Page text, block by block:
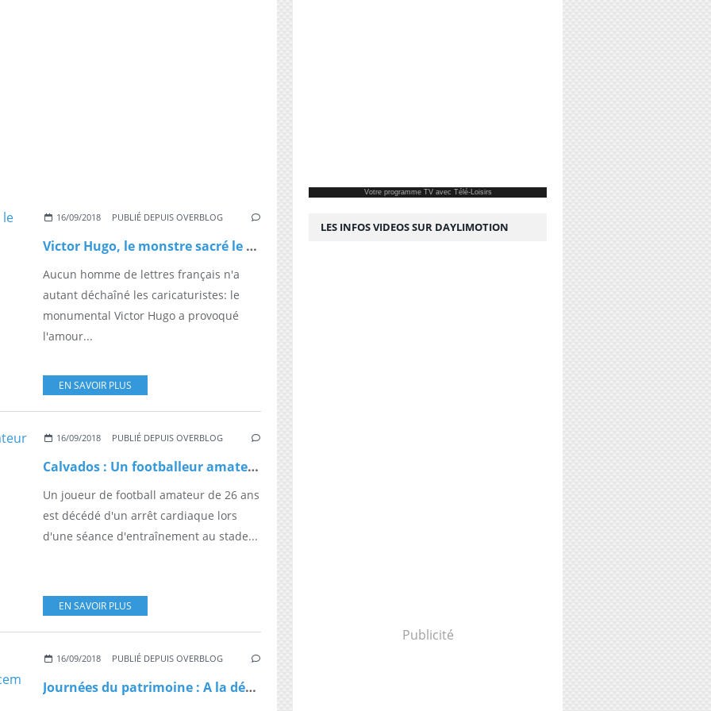
16/09/2018 PUBLIÉ DEPUIS OVERBLOG
Victor Hugo, le monstre sacré le plus caricaturé de son temps
Aucun homme de lettres français n'a
autant déchaîné les caricaturistes: le
monumental Victor Hugo a provoqué
l'amour...
EN SAVOIR PLUS
16/09/2018 PUBLIÉ DEPUIS OVERBLOG
Calvados : Un footballeur amateur de 26 ans meurt d'un arrêt cardiaque
Un joueur de football amateur de 26 ans
est décédé d'un arrêt cardiaque lors
d'une séance d'entraînement au stade...
EN SAVOIR PLUS
16/09/2018 PUBLIÉ DEPUIS OVERBLOG
Journées du patrimoine : A la découverte des archives du Mucem
Votre programme TVavec Télé-Loisirs
LES INFOS VIDEOS SUR DAYLIMOTION
Publicité